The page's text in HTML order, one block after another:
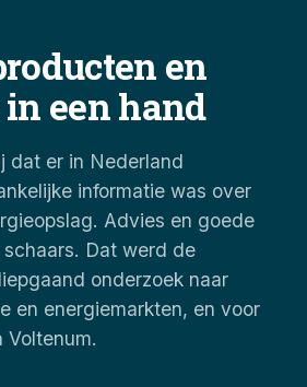
en
een hand
dat er in Nederland
informatie was over
Advies en goede
Dat werd de
onderzoek naar
en energiemarkten, en voor
Voltenum.